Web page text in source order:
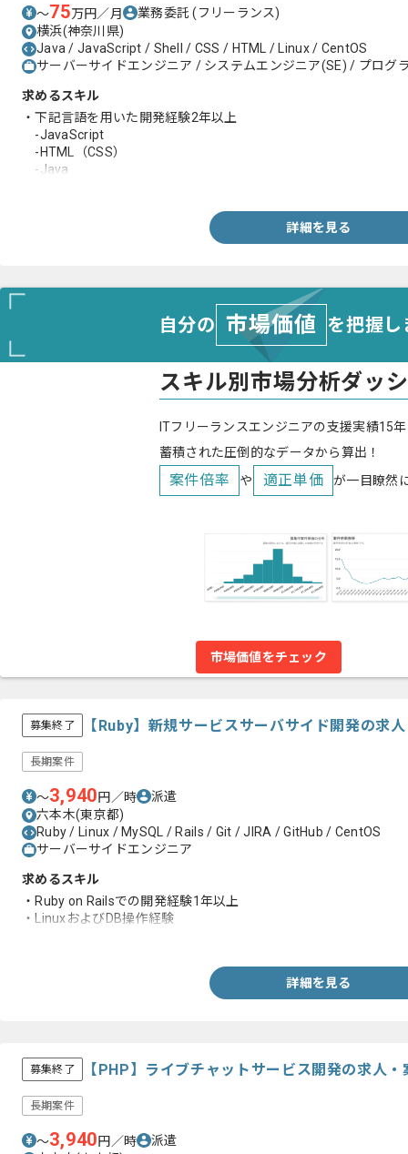
〜75万円／月 業務委託(フリーランス)
横浜(神奈川県)
Java / JavaScript / Shell / CSS / HTML / Linux / CentOS
サーバーサイドエンジニア / システムエンジニア(SE) / プログ
求めるスキル
・下記言語を用いた開発経験2年以上
-JavaScript
-HTML（CSS）
-Java
詳細を見る
自分の 市場価値 を把握
スキル別市場分析ダッ
ITフリーランスエンジニアの支援実績15
蓄積された圧倒的なデータから算出！
案件倍率 や 適正単価 が一目瞭然
市場価値をチェック
募集終了 【Ruby】新規サービスサーバサイド開発の求
長期案件
〜3,940円／時
派遣
六本木(東京都)
Ruby / Linux / MySQL / Rails / Git / JIRA / GitHub / CentOS
サーバーサイドエンジニア
求めるスキル
・Ruby on Railsでの開発経験1年以上
・LinuxおよびDB操作経験
詳細を見る
募集終了 【PHP】ライブチャットサービス開発の求人・
長期案件
〜3,940円／時
派遣